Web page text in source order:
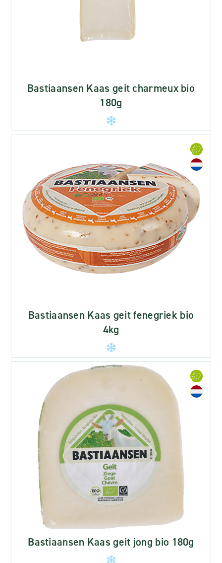
Bastiaansen Kaas geit charmeux bio
180g
Bastiaansen Kaas geit fenegriek bio
4kg
Bastiaansen Kaas geit jong bio 180g